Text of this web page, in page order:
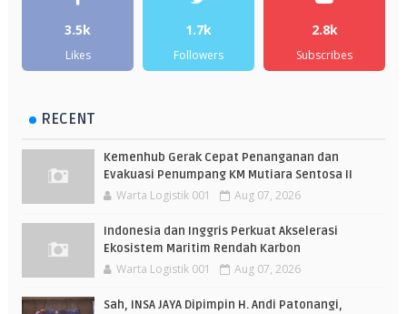
3.5k
Likes
1.7k
Followers
2.8k
Subscribes
RECENT
Kemenhub Gerak Cepat Penanganan dan
Evakuasi Penumpang KM Mutiara Sentosa II
Warta Logistik 001 Aug 07, 2026
Indonesia dan Inggris Perkuat Akselerasi
Ekosistem Maritim Rendah Karbon
Warta Logistik 001 Aug 07, 2026
Sah, INSA JAYA Dipimpin H. Andi Patonangi,